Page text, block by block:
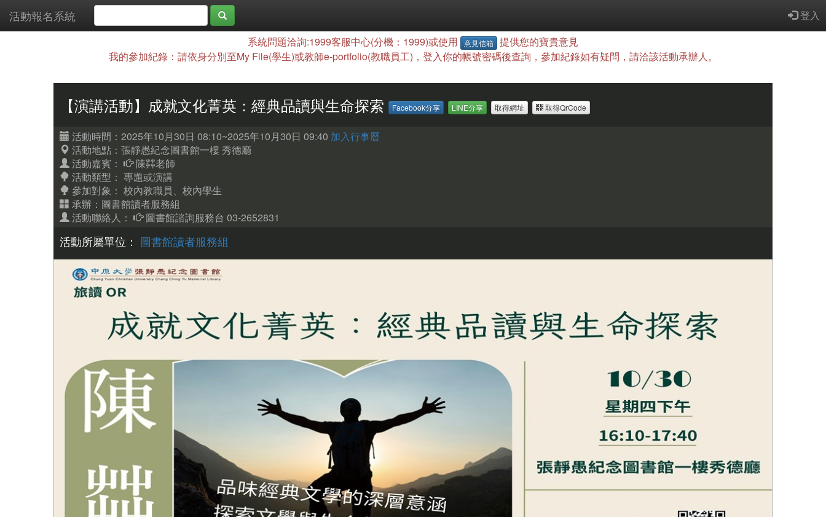
活動報名系統
登入
系統問題洽詢:1999客服中心(分機：1999)或使用
意見信箱
提供您的寶貴意見
我的參加紀錄：請依身分別至My File(學生)或教師e-portfolio(教職員工)，登入你的帳號密碼後查詢，參加紀錄如有疑問，請洽該活動承辦人。
【演講活動】成就文化菁英：經典品讀與生命探索 Facebook分享 LINE分享 取得網址 取得QrCode
活動時間：2025年10月30日 08:10~2025年10月30日 09:40 加入行事曆
活動地點：張靜愚紀念圖書館一樓 秀德廳
活動嘉賓：
陳茻老師
活動類型： 專題或演講
參加對象： 校內教職員、校內學生
承辦：圖書館讀者服務組
活動聯絡人：
圖書館諮詢服務台 03-2652831
活動所屬單位： 圖書館讀者服務組